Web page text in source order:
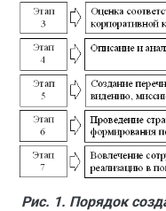
Рис. 1. Порядок